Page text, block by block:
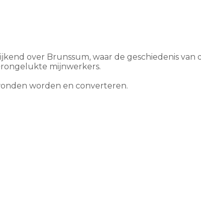
over Brunssum, waar de geschiedenis
mijnwerkers.
worden en converteren.